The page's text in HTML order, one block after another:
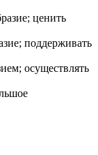
ценить
поддерживать
осуществлять